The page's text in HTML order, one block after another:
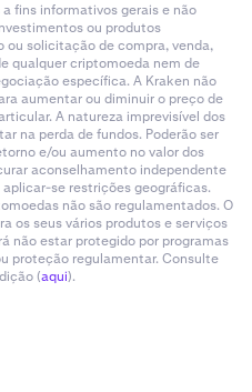
fins informativos gerais e não
ou produtos
ou solicitação de compra, venda,
qualquer criptomoeda nem de
específica. A Kraken não
aumentar ou diminuir o preço de
A natureza imprevisível dos
na perda de fundos. Poderão ser
e/ou aumento no valor dos
aconselhamento independente
se restrições geográficas.
não são regulamentados. O
os seus vários produtos e serviços
não estar protegido por programas
proteção regulamentar. Consulte
(aqui).